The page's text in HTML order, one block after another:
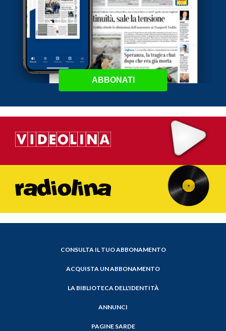
ABBONATI
CONSULTA IL TUO ABBONAMENTO
ACQUISTA UN ABBONAMENTO
LA BIBLIOTECA DELL'IDENTITÀ
ANNUNCI
PAGINE SARDE